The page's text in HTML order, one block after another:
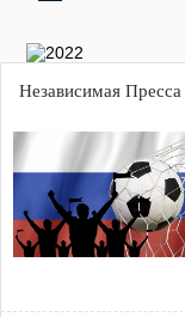
Независимая Пресса